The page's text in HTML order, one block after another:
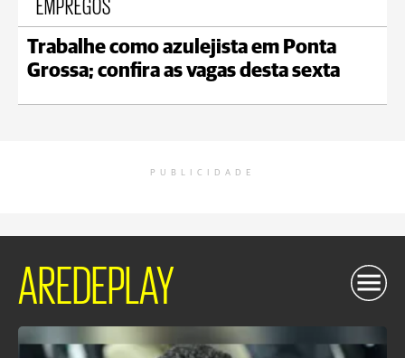
Trabalhe como azulejista em Ponta
Grossa; confira as vagas desta sexta
PUBLICIDADE
AREDEPLAY